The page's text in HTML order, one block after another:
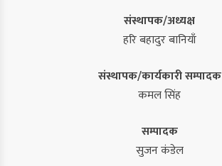
संस्थापक/अध्यक्ष
हरि बहादुर बानियाँ
संस्थापक/कार्यकारी सम्पादक
कमल सिंह
सम्पादक
सुजन कंडेल